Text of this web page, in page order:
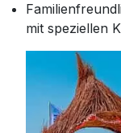
mit speziellen